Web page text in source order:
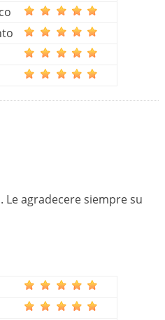
Le agradecere siempre su